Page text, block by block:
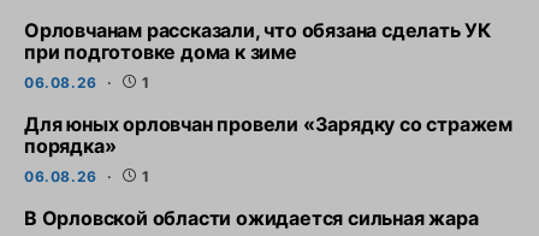
Орловчанам рассказали, что обязана сделать УК
при подготовке дома к зиме
06.08.26 1
Для юных орловчан провели «Зарядку со стражем
порядка»
06.08.26 1
В Орловской области ожидается сильная жара